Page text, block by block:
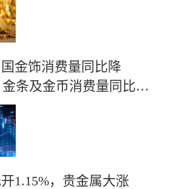
国金饰消费量同比降
金条及金币消费量同比增
1.15%，贵金属大涨